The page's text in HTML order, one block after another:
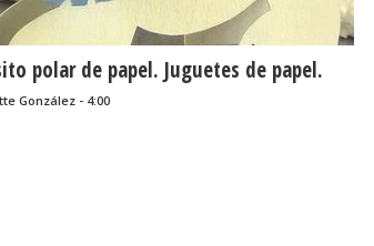
polar de papel. Juguetes de papel.
González - 4:00